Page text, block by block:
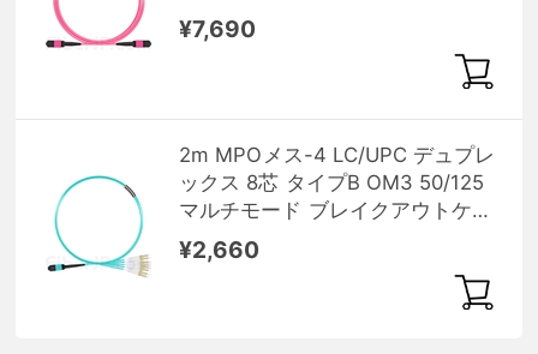
LSZH、マゼンタ）
¥7,690
2m MPOメス-4 LC/UPC デュプレ
ックス 8芯 タイプB OM3 50/125
マルチモード ブレイクアウトケー
ブル（エリート、LSZH、水色）
¥2,660